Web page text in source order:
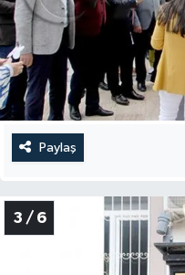
Paylaş
3 / 6